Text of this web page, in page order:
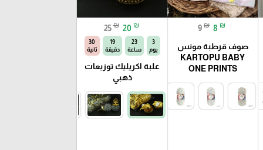
9 ₪ 8 ₪
صوف قرطبة مونس
KARTOPU BABY
ONE PRINTS
25 ₪ 20 ₪
3
يوم
23
ساعة
19
دقيقة
29
ثانية
علبة اكريليك توزيعات
ذهبي